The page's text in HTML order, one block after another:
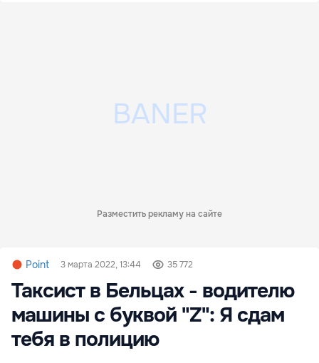
Разместить рекламу на сайте
Point 3 марта 2022, 13:44 35 772
Таксист в Бельцах - водителю
машины с буквой "Z": Я сдам
тебя в полицию